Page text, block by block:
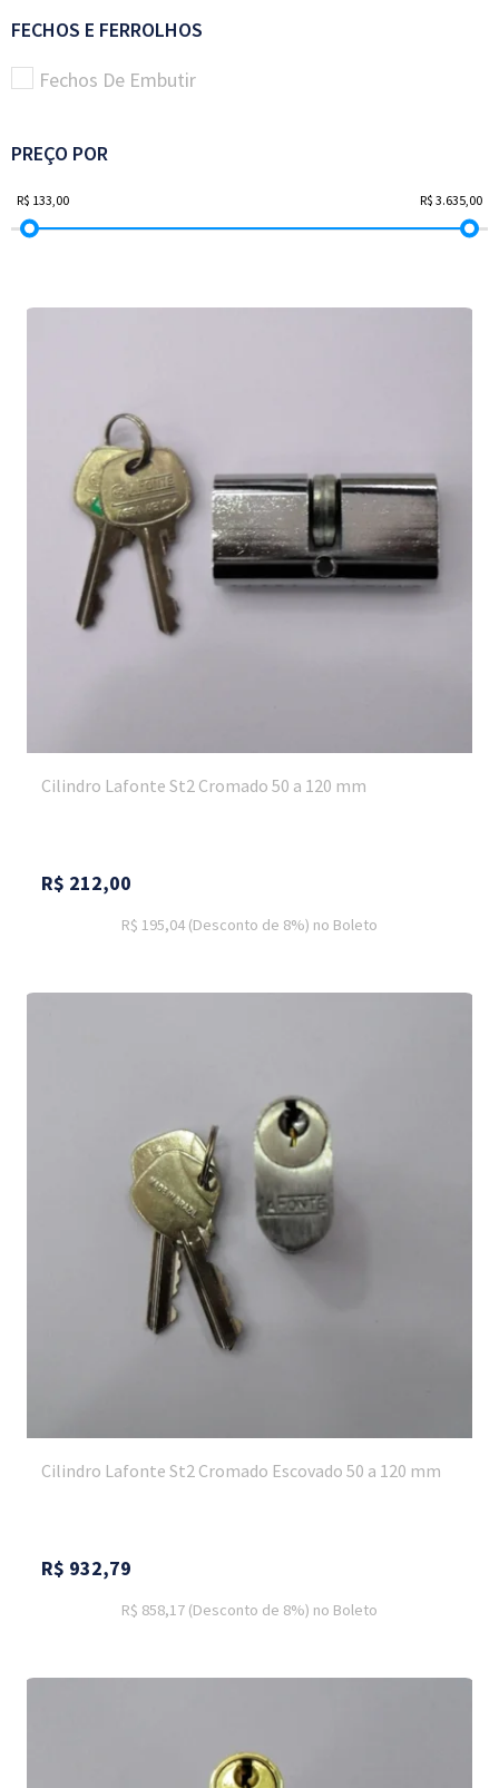
FECHOS E FERROLHOS
Fechos De Embutir
PREÇO POR
Cilindro Lafonte St2 Cromado 50 a 120 mm
R$ 212,00
R$ 195,04 (Desconto de 8%) no Boleto
Cilindro Lafonte St2 Cromado Escovado 50 a 120 mm
R$ 932,79
R$ 858,17 (Desconto de 8%) no Boleto